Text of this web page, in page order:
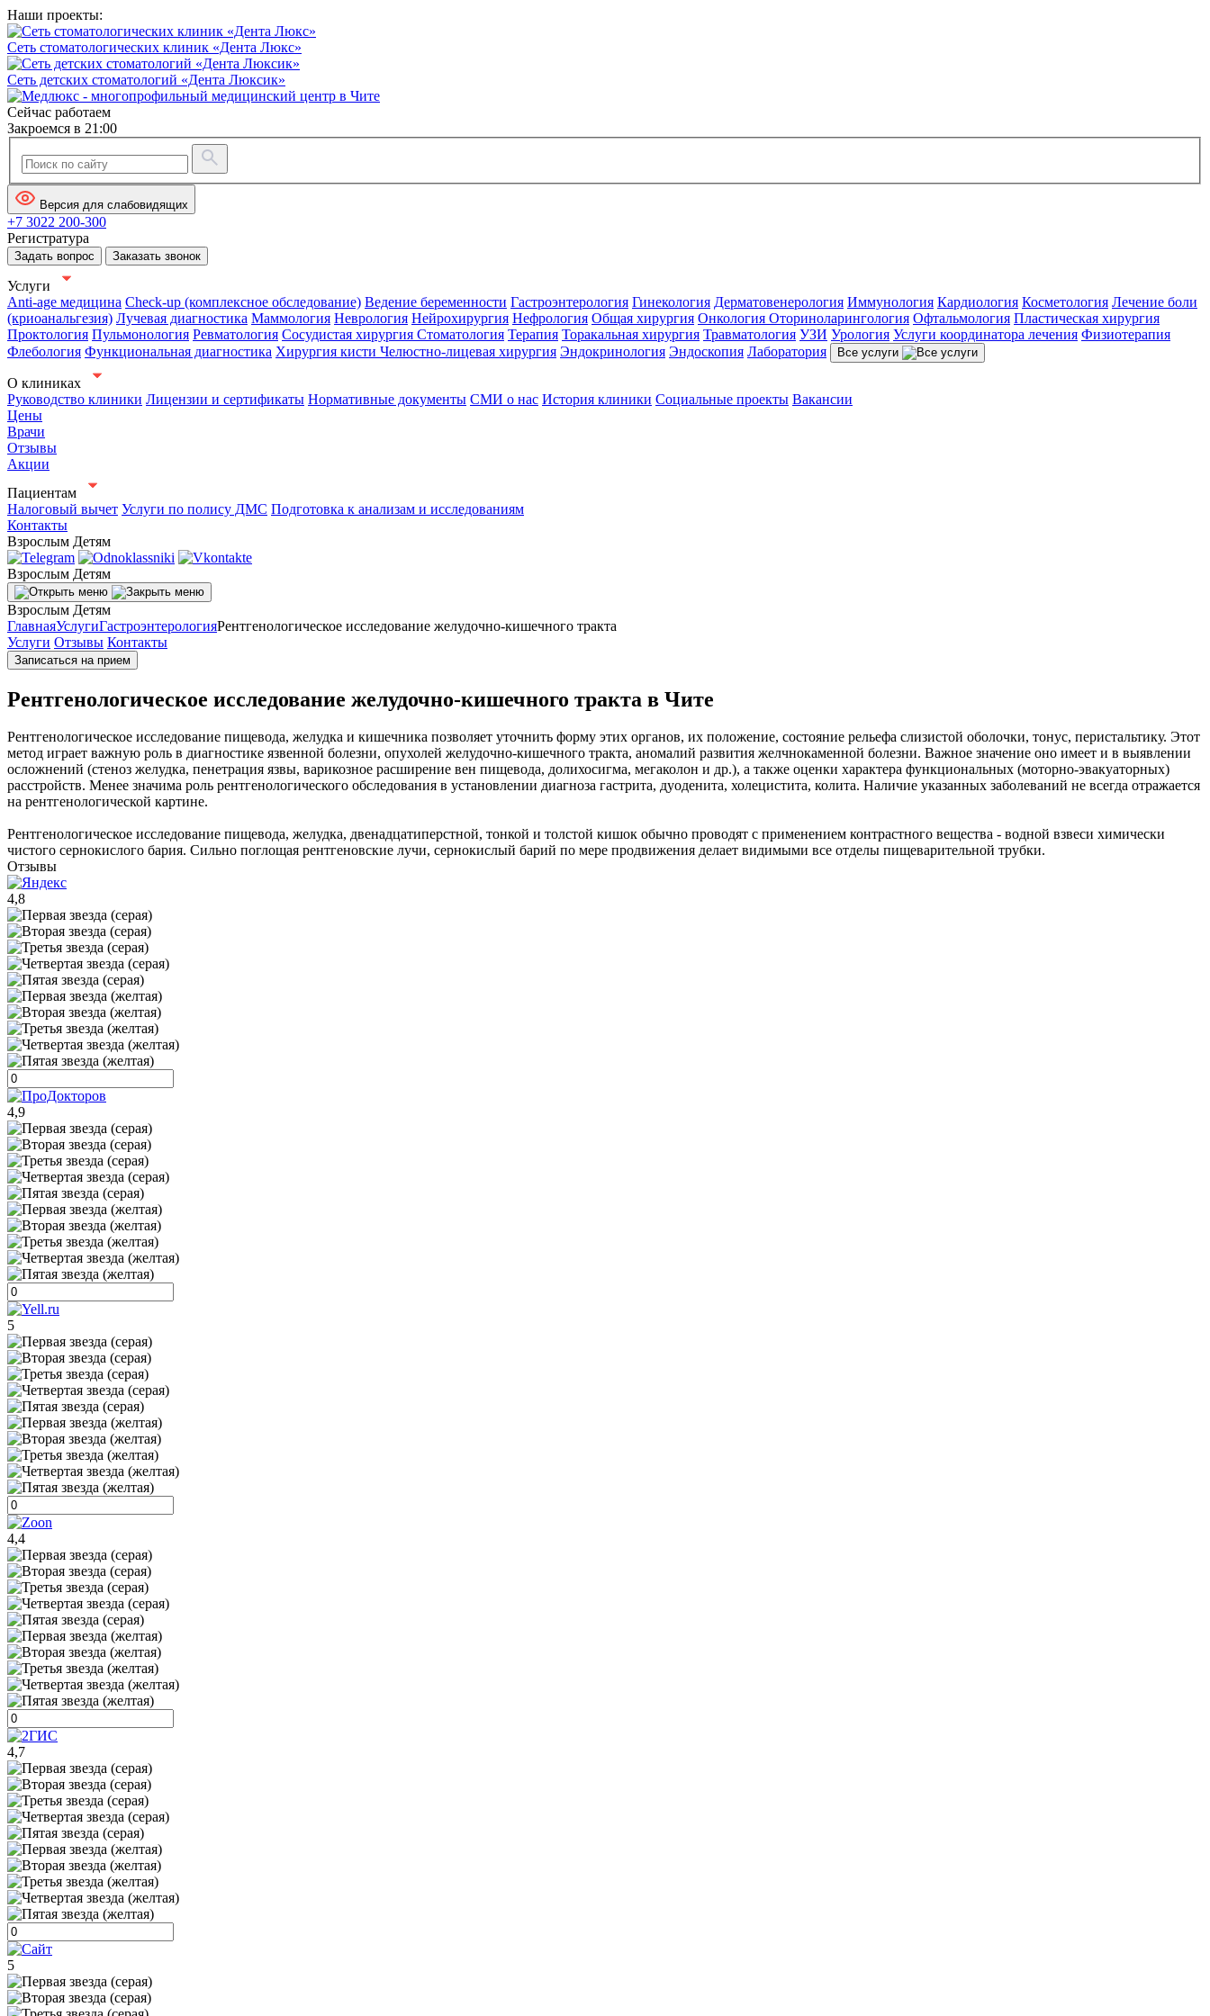
Наши проекты:
Сеть стоматологических клиник «Дента Люкс»
Сеть детских стоматологий «Дента Люксик»
Сейчас работаем
Закроемся в 21:00
Версия для слабовидящих
+7 3022 200-300
Регистратура
Задать вопрос Заказать звонок
Услуги
Anti-age медицина Check-up (комплексное обследование) Ведение беременности Гастроэнтерология Гинекология Дерматовенерология Иммунология Кардиология Косметология Лечение боли
(криоанальгезия) Лучевая диагностика Маммология Неврология Нейрохирургия Нефрология Общая хирургия Онкология Оториноларингология Офтальмология Пластическая хирургия
Проктология Пульмонология Ревматология Сосудистая хирургия Стоматология Терапия Торакальная хирургия Травматология УЗИ Урология Услуги координатора лечения Физиотерапия
Флебология Функциональная диагностика Хирургия кисти Челюстно-лицевая хирургия Эндокринология Эндоскопия Лаборатория Все услуги
О клиниках
Руководство клиники Лицензии и сертификаты Нормативные документы СМИ о нас История клиники Социальные проекты Вакансии
Цены
Врачи
Отзывы
Акции
Пациентам
Налоговый вычет Услуги по полису ДМС Подготовка к анализам и исследованиям
Контакты
Взрослым Детям
Взрослым Детям
Взрослым Детям
ГлавнаяУслугиГастроэнтерологияРентгенологическое исследование желудочно-кишечного тракта
Услуги Отзывы Контакты
Записаться на прием
Рентгенологическое исследование желудочно-кишечного тракта в Чите
Рентгенологическое исследование пищевода, желудка и кишечника позволяет уточнить форму этих органов, их положение, состояние рельефа слизистой оболочки, тонус, перистальтику. Этот
метод играет важную роль в диагностике язвенной болезни, опухолей желудочно-кишечного тракта, аномалий развития желчнокаменной болезни. Важное значение оно имеет и в выявлении
осложнений (стеноз желудка, пенетрация язвы, варикозное расширение вен пищевода, долихосигма, мегаколон и др.), а также оценки характера функциональных (моторно-эвакуаторных)
расстройств. Менее значима роль рентгенологического обследования в установлении диагноза гастрита, дуоденита, холецистита, колита. Наличие указанных заболеваний не всегда отражается
на рентгенологической картине.
Рентгенологическое исследование пищевода, желудка, двенадцатиперстной, тонкой и толстой кишок обычно проводят с применением контрастного вещества - водной взвеси химически
чистого сернокислого бария. Сильно поглощая рентгеновские лучи, сернокислый барий по мере продвижения делает видимыми все отделы пищеварительной трубки.
Отзывы
4,8
4,9
5
4,4
4,7
5